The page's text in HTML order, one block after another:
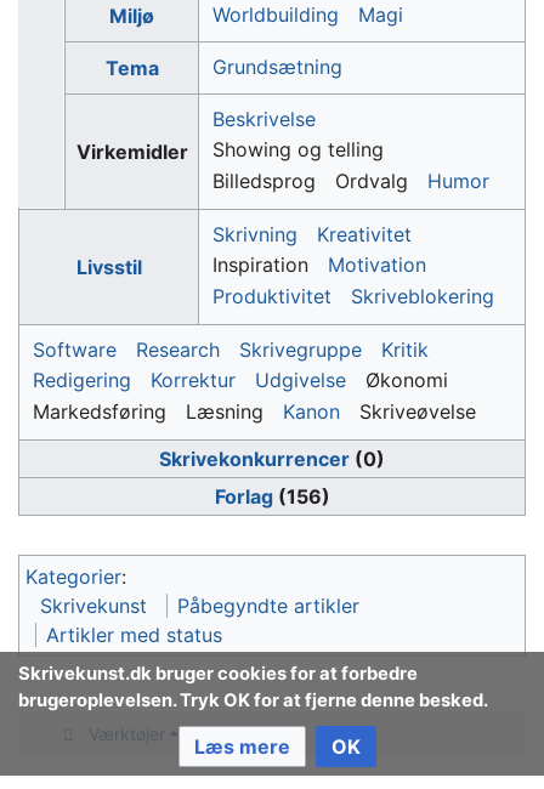
Miljø Worldbuilding Magi
Tema Grundsætning
Virkemidler
Beskrivelse
Showing og telling
Billedsprog
Ordvalg Humor
Livsstil
Skrivning
Kreativitet
Inspiration
Motivation
Produktivitet
Skriveblokering
Software Research Skrivegruppe
Kritik
Redigering
Korrektur Udgivelse
Økonomi
Markedsføring
Læsning Kanon
Skriveøvelse
Skrivekonkurrencer (0)
Forlag(156)
Skrivekunst.dk bruger cookies for at forbedre
brugeroplevelsen. Tryk OK for at fjerne denne besked.
Læs mere OK
Kategorier:
Skrivekunst
Påbegyndte artikler
Artikler med status
Værktøjer